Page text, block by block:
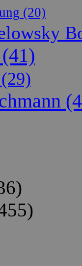
(20)
(41)
(29)